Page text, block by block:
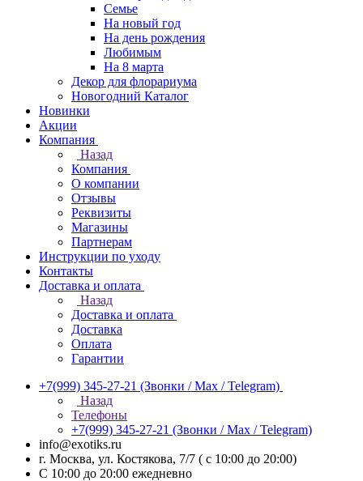
Семье
На новый год
На день рождения
Любимым
На 8 марта
Декор для флорариума
Новогодний Каталог
Новинки
Акции
Компания
Назад
Компания
О компании
Отзывы
Реквизиты
Магазины
Партнерам
Инструкции по уходу
Контакты
Доставка и оплата
Назад
Доставка и оплата
Доставка
Оплата
Гарантии
+7(999) 345-27-21 (Звонки / Max / Telegram)
Назад
Телефоны
+7(999) 345-27-21 (Звонки / Max / Telegram)
info@exotiks.ru
г. Москва, ул. Костякова, 7/7 ( с 10:00 до 20:00)
С 10:00 до 20:00 ежедневно